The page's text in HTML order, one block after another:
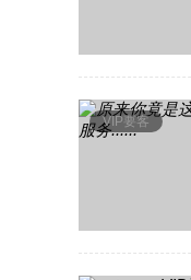
VIP要客